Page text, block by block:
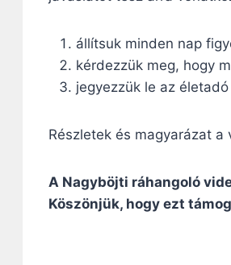
állítsuk minden nap
kérdezzük meg, hogy
jegyezzük le az
Részletek és magyarázat a
A Nagyböjti ráhangoló
Köszönjük, hogy ezt